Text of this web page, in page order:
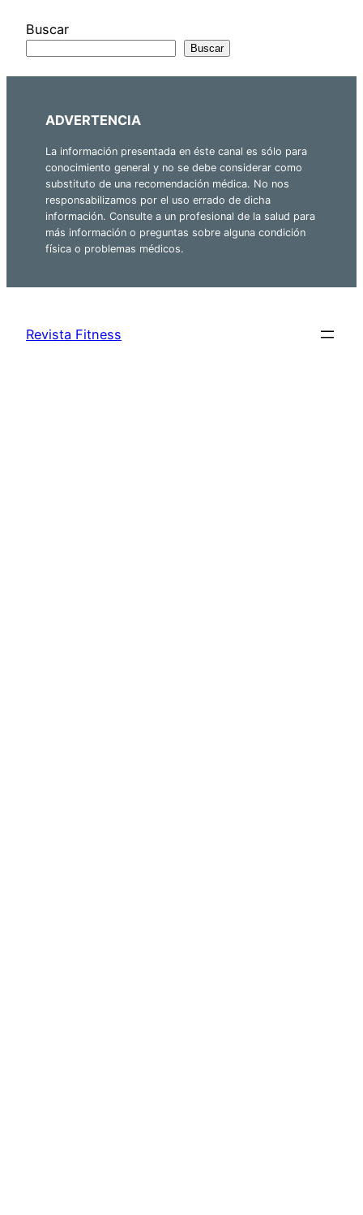
Buscar
Buscar
ADVERTENCIA
La información presentada en éste canal es sólo para
conocimiento general y no se debe considerar como
substituto de una recomendación médica. No nos
responsabilizamos por el uso errado de dicha
información. Consulte a un profesional de la salud para
más información o preguntas sobre alguna condición
física o problemas médicos.
Revista Fitness